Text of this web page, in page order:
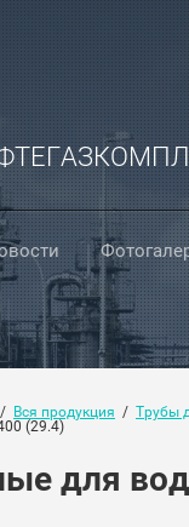
Вся продукция
  /
Трубы
(29.4)
для